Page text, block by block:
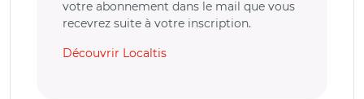
votre abonnement dans le mail que vous
recevrez suite à votre inscription.
Découvrir Localtis